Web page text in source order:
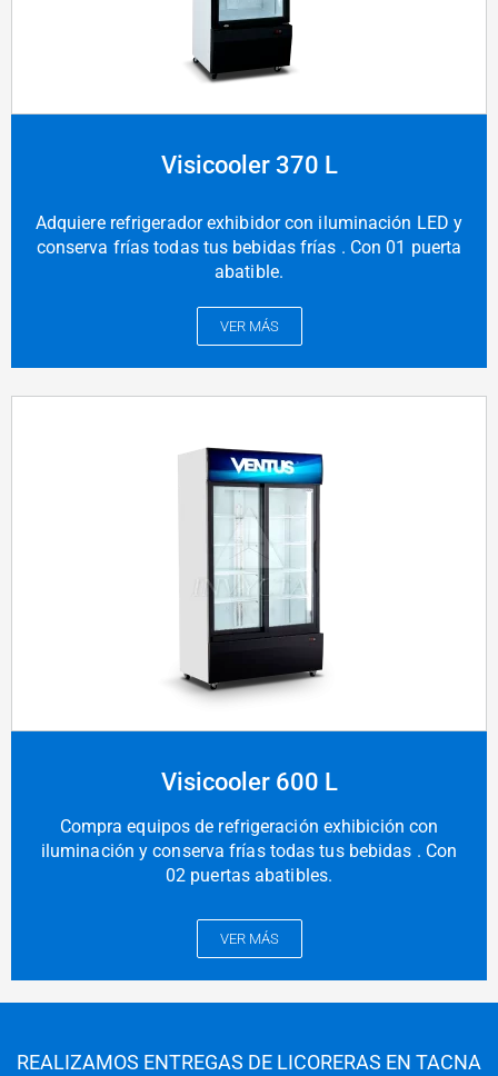
Visicooler 370 L
Adquiere refrigerador exhibidor con iluminación LED y
conserva frías todas tus bebidas frías . Con 01 puerta
abatible.
VER MÁS
Visicooler 600 L
Compra equipos de refrigeración exhibición con
iluminación y conserva frías todas tus bebidas . Con
02 puertas abatibles.
VER MÁS
REALIZAMOS ENTREGAS DE LICORERAS EN TACNA